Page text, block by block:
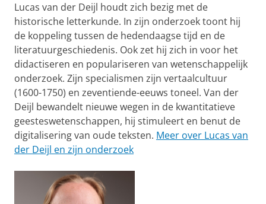
Lucas van der Deijl houdt zich bezig met de
historische letterkunde. In zijn onderzoek toont hij
de koppeling tussen de hedendaagse tijd en de
literatuurgeschiedenis. Ook zet hij zich in voor het
didactiseren en populariseren van wetenschappelijk
onderzoek. Zijn specialismen zijn vertaalcultuur
(1600-1750) en zeventiende-eeuws toneel. Van der
Deijl bewandelt nieuwe wegen in de kwantitatieve
geesteswetenschappen, hij stimuleert en benut de
digitalisering van oude teksten. Meer over Lucas van
der Deijl en zijn onderzoek